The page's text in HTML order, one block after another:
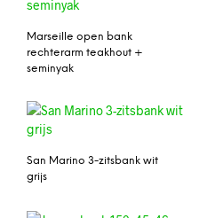
Marseille open bank
rechterarm teakhout +
seminyak
San Marino 3-zitsbank wit
grijs